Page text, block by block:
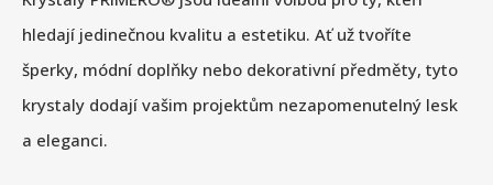
hledají jedinečnou kvalitu a estetiku. Ať už tvoříte
šperky, módní doplňky nebo dekorativní předměty, tyto
krystaly dodají vašim projektům nezapomenutelný lesk
a eleganci.